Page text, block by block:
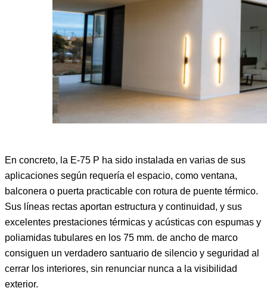
En concreto, la E-75 P ha sido instalada en varias de sus
aplicaciones según requería el espacio, como ventana,
balconera o puerta practicable con rotura de puente térmico.
Sus líneas rectas aportan estructura y continuidad, y sus
excelentes prestaciones térmicas y acústicas con espumas y
poliamidas tubulares en los 75 mm. de ancho de marco
consiguen un verdadero santuario de silencio y seguridad al
cerrar los interiores, sin renunciar nunca a la visibilidad
exterior.